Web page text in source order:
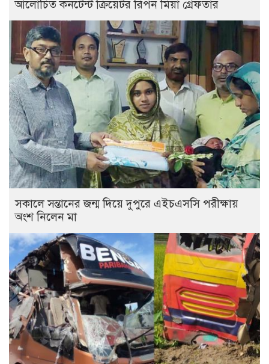
আলোচিত কনটেন্ট ক্রিয়েটর রিপন মিয়া গ্রেফতার
সকালে সন্তানের জন্ম দিয়ে দুপুরে এইচএসসি পরীক্ষায়
অংশ নিলেন মা